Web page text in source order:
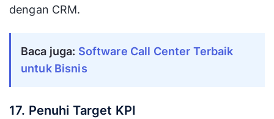
dengan CRM.
Baca juga: Software Call Center Terbaik
untuk Bisnis
17. Penuhi Target KPI